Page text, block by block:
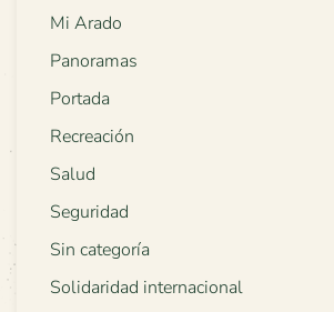
Mi Arado
Panoramas
Portada
Recreación
Salud
Seguridad
Sin categoría
Solidaridad internacional